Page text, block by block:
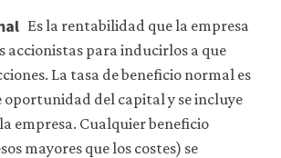
Es la rentabilidad que la empresa
accionistas para inducirlos a que
La tasa de beneficio normal es
oportunidad del capital y se incluye
empresa. Cualquier beneficio
mayores que los costes) se